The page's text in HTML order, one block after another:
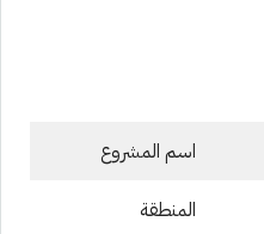
اسم المشروع
المنطقة